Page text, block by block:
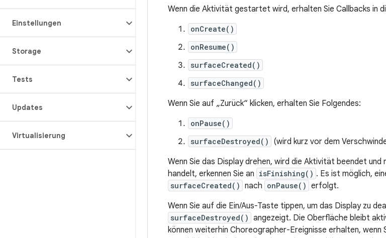
Einstellungen
Storage
Tests
Updates
Virtualisierung
Wenn die Aktivität gestartet wird, erhalten Sie Callbacks in
onCreate()
onResume()
surfaceCreated()
surfaceChanged()
Wenn Sie auf „Zurück“ klicken, erhalten Sie Folgendes:
onPause()
surfaceDestroyed()
(wird kurz vor dem
Wenn Sie das Display drehen, wird die Aktivität beendet
handelt, erkennen Sie an isFinishing() . Es ist möglich,
surfaceCreated() nach onPause() erfolgt.
Wenn Sie auf die Ein/Aus-Taste tippen, um das Display zu
surfaceDestroyed() angezeigt. Die Oberfläche bleibt
können weiterhin Choreographer-Ereignisse erhalten, wenn